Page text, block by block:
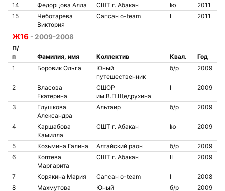
14 Федорцова Алла СШТ г. Абакан Iю
2011
15
Чеботарева
Виктория
Сапсан o-team I 2011
Ж16 - 2009-2008
П/
п
Фамилия, имя Коллектив Квал.
Год
1
Боровик Ольга
Юный
путешественник
б/р 2009
2
Власова
Екатерина
СШОР
им.В.П.Щедрухина
I 2009
3
Глушкова
Александра
Альтаир б/р 2009
4
Каршабова
Камилла
СШТ г. Абакан Iю 2009
5 Козьмина Галина Алтайский раон б/р
2009
6
Коптева
Маргарита
СШТ г. Абакан II 2009
7 Корякина Мария Сапсан o-team I
2008
8
Махмутова Юный б/р 2009